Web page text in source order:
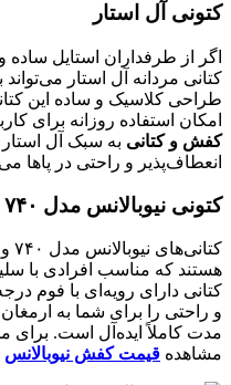
آل استار
از طرفداران استایل ساده و
مردانه آل استار می‌تواند
کلاسیک و ساده این کتانی
استفاده روزانه برای
و کتانیبه سبک آل استار به
و راحتی در پاها
نیوبالانس مدل ۷۴۰ و ۹۰۶۰
که مناسب افرادی با
دارای رویه‌ای با فوم
را برای شما به ارمغان
کاملاً ایده‌آل است. برای
قیمت کفش نیوبالانس